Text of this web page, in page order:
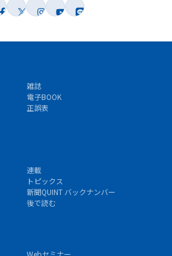
雑誌
電子BOOK
正誤表
連載
トピックス
新聞QUINT バックナンバー
後で読む
Webセミナー